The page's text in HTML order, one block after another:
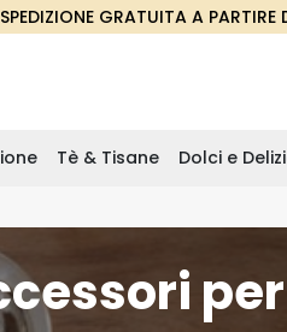
GRATUITA A
Tè & Tisane Dolci e